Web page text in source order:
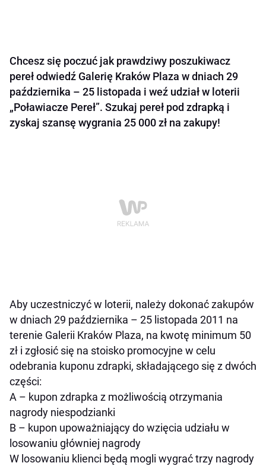
Chcesz się poczuć jak prawdziwy poszukiwacz
pereł odwiedź Galerię Kraków Plaza w dniach 29
października – 25 listopada i weź udział w loterii
„Poławiacze Pereł”. Szukaj pereł pod zdrapką i
zyskaj szansę wygrania 25 000 zł na zakupy!
Aby uczestniczyć w loterii, należy dokonać zakupów
w dniach 29 października – 25 listopada 2011 na
terenie Galerii Kraków Plaza, na kwotę minimum 50
zł i zgłosić się na stoisko promocyjne w celu
odebrania kuponu zdrapki, składającego się z dwóch
części:
A – kupon zdrapka z możliwością otrzymania
nagrody niespodzianki
B – kupon upoważniający do wzięcia udziału w
losowaniu główniej nagrody
W losowaniu klienci będą mogli wygrać trzy nagrody